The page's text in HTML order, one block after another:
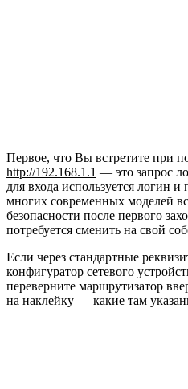
Первое, что Вы встретите при
http://192.168.1.1 — это запрос
для входа используется логин
многих современных моделей
безопасности после первого
потребуется сменить на свой
Если через стандартные
конфигуратор сетевого
переверните маршрутизатор
на наклейку — какие там